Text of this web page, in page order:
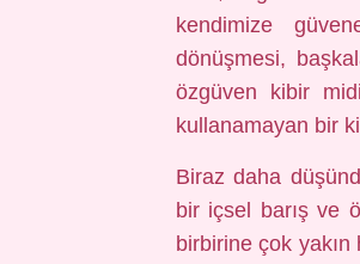
kendimize
dönüşmesi,
özgüven kibir
kullanamayan bir
Biraz daha
bir içsel barış ve
birbirine çok yakın